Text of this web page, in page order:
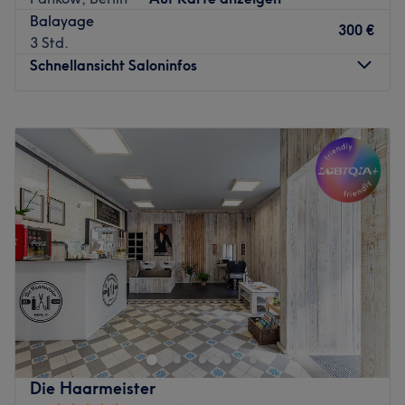
Balayage
3 Std.
300 €
Schnellansicht Saloninfos
Dienstag
10:00 19:00
Mittwoch
Geschlossen
Donnerstag
10:00 –19:00
Freitag
10:00
17:00
Samstag
10:00
Sonntag
Geschlossen
Achtung EsWirdHaarig! Der Haarsalon EsWirdHaarig in
der Prenzlauer Promenade 188 in Berlin Prenzlauer Berg
ist spezialisiert auf Echthaar-Verlängerungen mit einer
haarschonenden brasilianischen Methode ohne Kleber
und Hitze. Buche dir schnell und einfach deinen
Wunschtermin online oder per App mit Treatwell!
Die Haarmeister